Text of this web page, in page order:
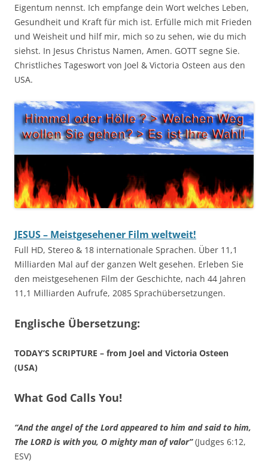
Eigentum nennst. Ich empfange dein Wort welches Leben,
Gesundheit und Kraft für mich ist. Erfülle mich mit Frieden
und Weisheit und hilf mir, mich so zu sehen, wie du mich
siehst. In Jesus Christus Namen, Amen. GOTT segne Sie.
Christliches Tageswort von Joel & Victoria Osteen aus den
USA.
JESUS – Meistgesehener Film weltweit!
Full HD, Stereo & 18 internationale Sprachen. Über 11,1
Milliarden Mal auf der ganzen Welt gesehen. Erleben Sie
den meistgesehenen Film der Geschichte, nach 44 Jahren
11,1 Milliarden Aufrufe, 2085 Sprachübersetzungen.
Englische Übersetzung:
TODAY’S SCRIPTURE – from Joel and Victoria Osteen
(USA)
What God Calls You!
“And the angel of the Lord appeared to him and said to him,
The LORD is with you, O mighty man of valor”(Judges 6:12,
ESV)